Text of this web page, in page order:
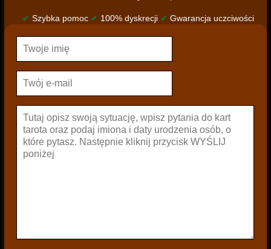
✔ Szybka pomoc ✔ 100% dyskrecji ✔ Gwarancja uczciwości